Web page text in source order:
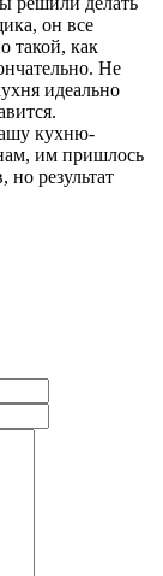
он все
такой, как
Не
идеально
кухню-
им пришлось
результат